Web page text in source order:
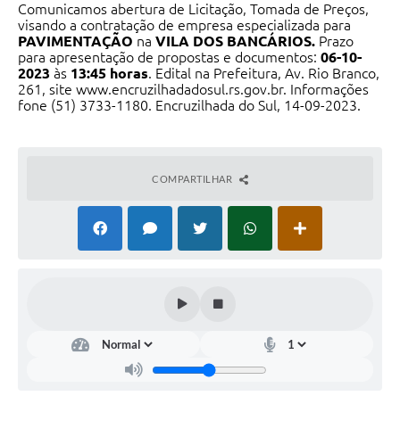
Negócios
Comunicamos abertura de Licitação, Tomada de Preços,
visando a contratação de empresa especializada para
PAVIMENTAÇÃO na VILA DOS BANCÁRIOS. Prazo
para apresentação de propostas e documentos: 06-10-
2023 às 13:45 horas. Edital na Prefeitura, Av. Rio Branco,
261, site www.encruzilhadadosul.rs.gov.br. Informações
fone (51) 3733-1180. Encruzilhada do Sul, 14-09-2023.
COMPARTILHAR